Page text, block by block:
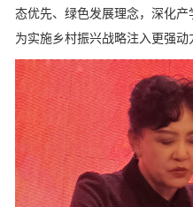
态优先、绿色发展理念，深化产
为实施乡村振兴战略注入更强动